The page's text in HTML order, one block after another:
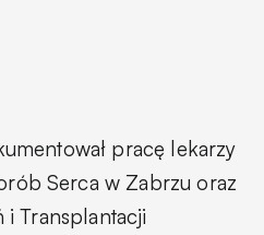
pracę lekarzy
Serca w Zabrzu oraz
Transplantacji